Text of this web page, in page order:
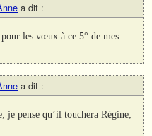
a dit :
les vœux à ce 5° de mes
a dit :
je pense qu’il touchera Régine;